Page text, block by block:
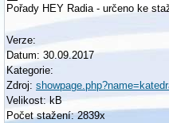
Pořady HEY Radia - určeno ke
Verze:
Datum: 30.09.2017
Kategorie:
Zdroj:
Velikost: kB
Počet stažení: 2839x